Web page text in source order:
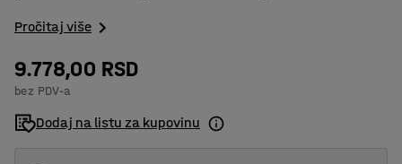
Pročitaj više
9.778,00 RSD
bez PDV-a
Dodaj na listu za kupovinu